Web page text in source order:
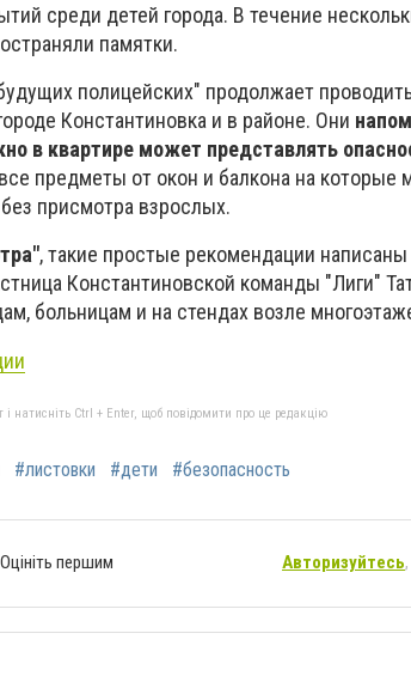
среди детей города. В течение
памятки.
полицейских" продолжает
Константиновка и в районе. Они
в квартире может представлять
предметы от окон и балкона на которые
присмотра взрослых.
, такие простые рекомендации
Константиновской команды "Лиги"
больницам и на стендах возле
натисніть Ctrl + Enter, щоб повідомити про це редакцію
#листовки #дети #безопасность
Оцініть першим Авторизуйтесь